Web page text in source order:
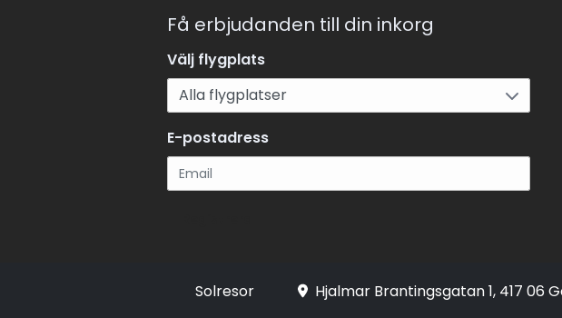
Få erbjudanden till din inkorg
Välj flygplats
E-postadress
Solresor Hjalmar Brantingsgatan 1, 417 06